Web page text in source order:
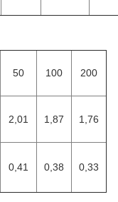
50 100 200
2,01 1,87 1,76
0,41 0,38 0,33